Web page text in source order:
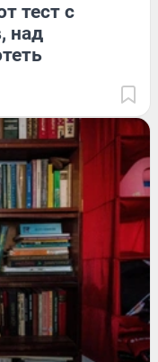
тест с
над